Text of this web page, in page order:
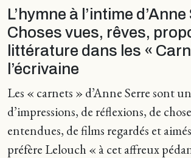
L’hymne à l’intime
Choses vues, rêves,
littérature dans les «
l’écrivaine
Les « carnets » d’Anne Serre sont
d’impressions, de réflexions, de
entendues, de films regardés et
préfère Lelouch « à cet affreux